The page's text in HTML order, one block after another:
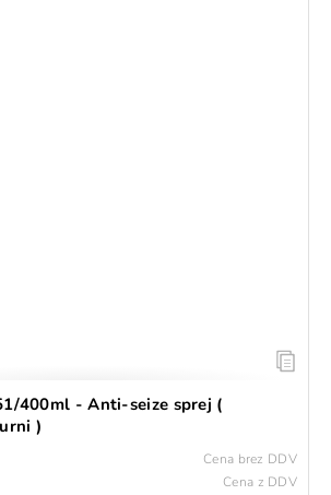
400ml - Anti-seize sprej (
)
Cena brez DDV
Cena z DDV